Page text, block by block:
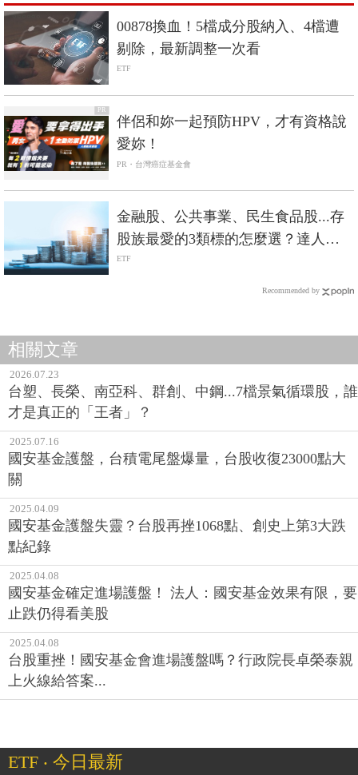
00878換血！5檔成分股納入、4檔遭
剔除，最新調整一次看
ETF
PR
伴侶和妳一起預防HPV，才有資格說
愛妳！
PR・台灣癌症基金會
金融股、公共事業、民生食品股...存
股族最愛的3類標的怎麼選？達人：
其實ETF是更好的選擇
ETF
Recommended by
相關文章
2026.07.23
台塑、長榮、南亞科、群創、中鋼...7檔景氣循環股，誰
才是真正的「王者」？
2025.07.16
國安基金護盤，台積電尾盤爆量，台股收復23000點大
關
2025.04.09
國安基金護盤失靈？台股再挫1068點、創史上第3大跌
點紀錄
2025.04.08
國安基金確定進場護盤！ 法人：國安基金效果有限，要
止跌仍得看美股
2025.04.08
台股重挫！國安基金會進場護盤嗎？行政院長卓榮泰親
上火線給答案...
ETF ‧ 今日最新